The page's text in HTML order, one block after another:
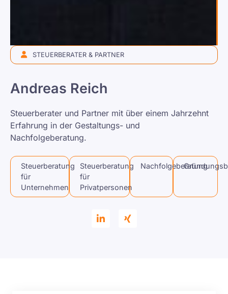
STEUERBERATER & PARTNER
Andreas Reich
Steuerberater und Partner mit über einem Jahrzehnt
Erfahrung in der Gestaltungs- und
Nachfolgeberatung.
Steuerberatung
für
Unternehmen
Steuerberatung
für
Privatpersonen
Nachfolgeberatung